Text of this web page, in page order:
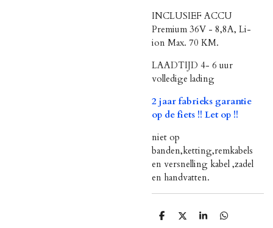
INCLUSIEF ACCU
Premium 36V - 8,8A, Li-
ion Max. 70 KM.
LAADTIJD 4- 6 uur
volledige lading
2 jaar fabrieks garantie
op de fiets !! Let op !!
niet op
banden,ketting,remkabels
en versnelling kabel ,zadel
en handvatten.
D
D
S
D